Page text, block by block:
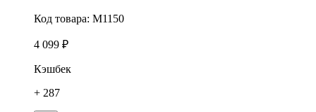
Код товара: M1150
4 099 ₽
Кэшбек
+ 287